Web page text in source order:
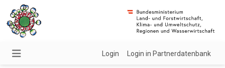
Login Login in Partnerdatenbank